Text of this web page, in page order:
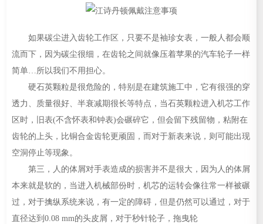
如果碳尘进入齿轮工作区，只要不是袖珍女表，一般人都会顺
流而下，因为碳尘很细，在齿轮之间就像压着苹果的汽车轮子一样
简单…所以我们不用担心。
硬石英颗粒是很危险的，特别是在建筑施工中，它有很强的穿
透力、质量很好、半衰减期很长等特点，当石英颗粒进入机芯工作
区时，旧表(不含怀表和钟表)会碾碎它，但会留下残留物，粘附在
齿轮的上头，比铜合金齿轮更顽固，而对于新表来说，则可能出现
空洞停止等现象。
第三，人的体屑对手表造成的损害并不是很大，因为人的体屑
本来就是软的，当进入机械部份时，机芯的运转会像往常一样被碾
过，对于擒纵系统来说，有一定的障碍，但是仍然可以通过，对于
直径达到0.08 mm的头皮屑，对于秒针轮子，拖曳轮